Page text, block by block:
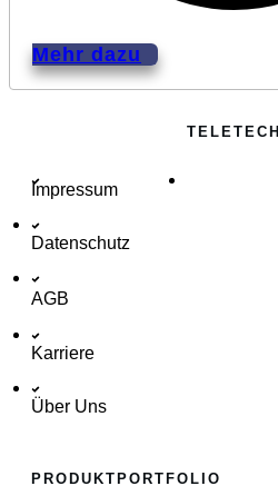
Mehr dazu
TELETECH
Impressum
Datenschutz
AGB
Karriere
Über Uns
PRODUKTPORTFOLIO